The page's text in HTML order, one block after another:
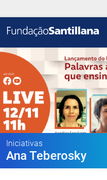
Iniciativas
Ana Teberosky